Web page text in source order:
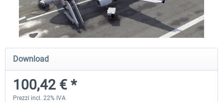
Diamond DA-62
38,91 € *
Cessna 208 Grand Caravan
Download
100,42 € *
Prezzi incl. 22% IVA